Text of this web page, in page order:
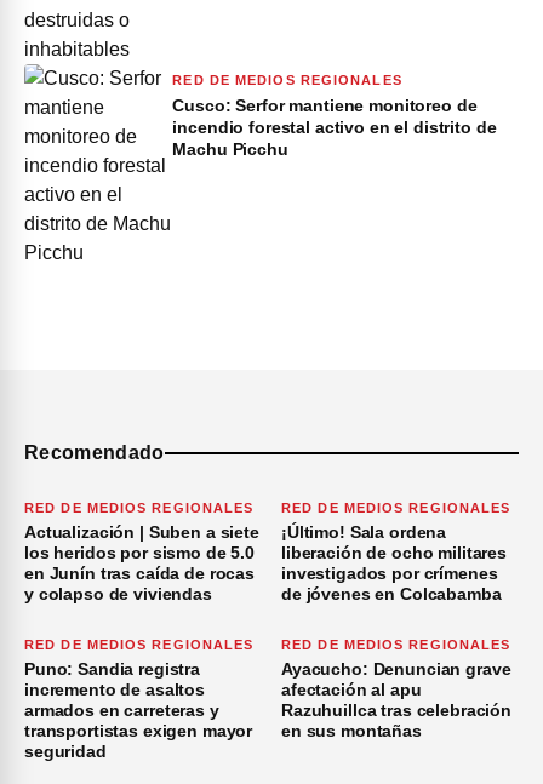
RED DE MEDIOS REGIONALES
Cusco: Serfor mantiene monitoreo de
incendio forestal activo en el distrito de
Machu Picchu
Recomendado
RED DE MEDIOS REGIONALES
Actualización | Suben a siete
los heridos por sismo de 5.0
en Junín tras caída de rocas
y colapso de viviendas
RED DE MEDIOS REGIONALES
¡Último! Sala ordena
liberación de ocho militares
investigados por crímenes
de jóvenes en Colcabamba
RED DE MEDIOS REGIONALES
Puno: Sandia registra
incremento de asaltos
armados en carreteras y
transportistas exigen mayor
seguridad
RED DE MEDIOS REGIONALES
Ayacucho: Denuncian grave
afectación al apu
Razuhuillca tras celebración
en sus montañas